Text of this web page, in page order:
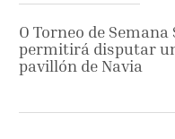
O Torneo de
permitirá disputar
pavillón de Navia